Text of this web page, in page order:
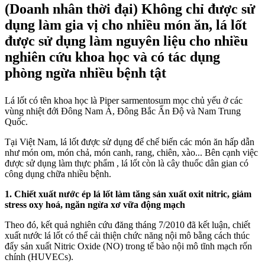
(Doanh nhân thời đại) Không chỉ được sử
dụng làm gia vị cho nhiều món ăn, lá lốt
được sử dụng làm nguyên liệu cho nhiều
nghiên cứu khoa học và có tác dụng
phòng ngừa nhiều bệnh tật
Lá lốt có tên khoa học là Piper sarmentosum mọc chủ yếu ở các
vùng nhiệt đới Đông Nam Á, Đông Bắc Ấn Độ và Nam Trung
Quốc.
Tại Việt Nam, lá lốt được sử dụng để chế biến các món ăn hấp dẫn
như món om, món chả, món canh, rang, chiên, xào... Bên cạnh việc
được sử dụng làm thực phẩm , lá lốt còn là cây thuốc dân gian có
công dụng chữa nhiều bệnh.
1. Chiết xuất nước ép lá lốt làm tăng sản xuất oxit nitric, giảm
stress oxy hoá, ngăn ngừa xơ vữa động mạch
Theo đó, kết quả nghiên cứu đăng tháng 7/2010 đã kết luận, chiết
xuất nước lá lốt có thể cải thiện chức năng nội mô bằng cách thúc
đẩy sản xuất Nitric Oxide (NO) trong tế bào nội mô tĩnh mạch rốn
chính (HUVECs).